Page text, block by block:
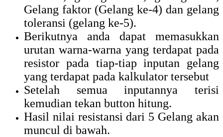
Gelang faktor (Gelang ke-4) dan gelang
toleransi (gelang ke-5).
Berikutnya anda dapat memasukkan
urutan warna-warna yang terdapat pada
resistor pada tiap-tiap inputan gelang
yang terdapat pada kalkulator tersebut
Setelah semua inputannya terisi
kemudian tekan button hitung.
Hasil nilai resistansi dari 5 Gelang akan
muncul di bawah.